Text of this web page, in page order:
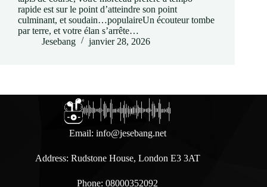
rapide est sur le point d’atteindre son point
culminant, et soudain…populaireUn écouteur tombe
par terre, et votre élan s’arrête…
Jesebang
janvier 28, 2026
Email: info@jesebang.net
Address: Rudstone House, London E3 3AT
Phone: 08000352092